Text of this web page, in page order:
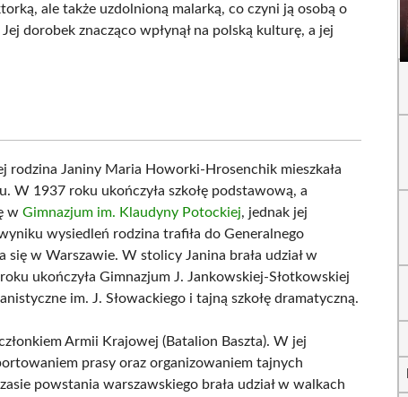
ale także uzdolnioną malarką, co czyni ją osobą o
dorobek znacząco wpłynął na polską kulturę, a jej
rodzina Janiny Maria Howorki-Hrosenchik mieszkała
W 1937 roku ukończyła szkołę podstawową, a
wGimnazjum im. Klaudyny Potockiej, jednak jej
wysiedleń rodzina trafiła do Generalnego
się w Warszawie. W stolicy Janina brała udział w
ukończyła Gimnazjum J. Jankowskiej-Słotkowskiej
im. J. Słowackiego i tajną szkołę dramatyczną.
Armii Krajowej (Batalion Baszta). W jej
prasy oraz organizowaniem tajnych
powstania warszawskiego brała udział w walkach